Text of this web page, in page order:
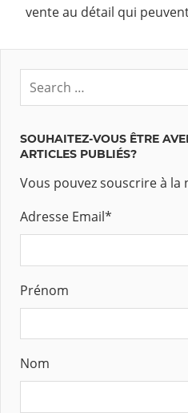
vente au détail qui
SOUHAITEZ-VOUS ÊTRE
ARTICLES PUBLIÉS?
Vous pouvez souscrire à la
Adresse Email*
Prénom
Nom